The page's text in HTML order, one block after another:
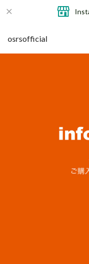
osrsofficial